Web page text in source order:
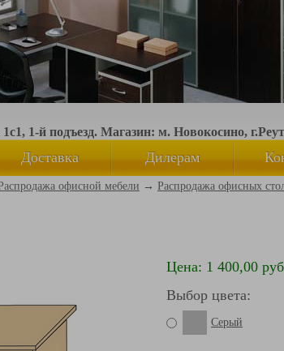
1-й подъезд. Магазин: м. Новокосино,
Доставка Дилерам
офисной мебели → Распродажа офисных
Цена: 1 400,00
Выбор цвета:
Серый